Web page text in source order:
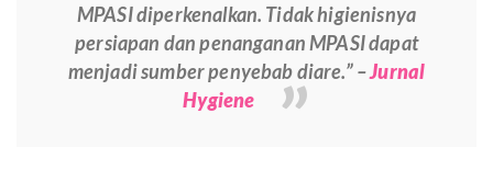
MPASI diperkenalkan. Tidak higienisnya
persiapan dan penanganan MPASI dapat
menjadi sumber penyebab diare.” –Jurnal
Hygiene